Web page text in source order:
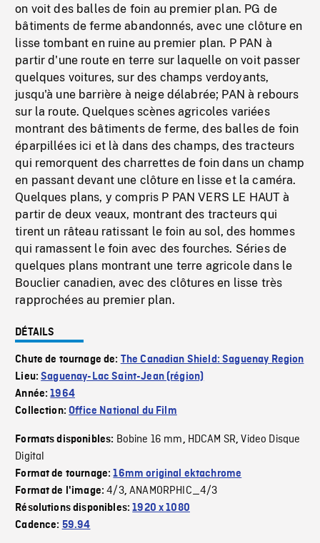
on voit des balles de foin au premier plan. PG de
bâtiments de ferme abandonnés, avec une clôture en
lisse tombant en ruine au premier plan. P PAN à
partir d'une route en terre sur laquelle on voit passer
quelques voitures, sur des champs verdoyants,
jusqu'à une barrière à neige délabrée; PAN à rebours
sur la route. Quelques scènes agricoles variées
montrant des bâtiments de ferme, des balles de foin
éparpillées ici et là dans des champs, des tracteurs
qui remorquent des charrettes de foin dans un champ
en passant devant une clôture en lisse et la caméra.
Quelques plans, y compris P PAN VERS LE HAUT à
partir de deux veaux, montrant des tracteurs qui
tirent un râteau ratissant le foin au sol, des hommes
qui ramassent le foin avec des fourches. Séries de
quelques plans montrant une terre agricole dans le
Bouclier canadien, avec des clôtures en lisse très
rapprochées au premier plan.
DÉTAILS
Chute de tournage de: The Canadian Shield: Saguenay Region
Lieu:Saguenay-Lac Saint-Jean (région)
Année:1964
Collection:Office National du Film
Formats disponibles: Bobine 16 mm, HDCAM SR,Video Disque
Digital
Format de tournage:16mm original ektachrome
Format de l'image:4/3,ANAMORPHIC_4/3
Résolutions disponibles:1920 x 1080
Cadence: 59.94